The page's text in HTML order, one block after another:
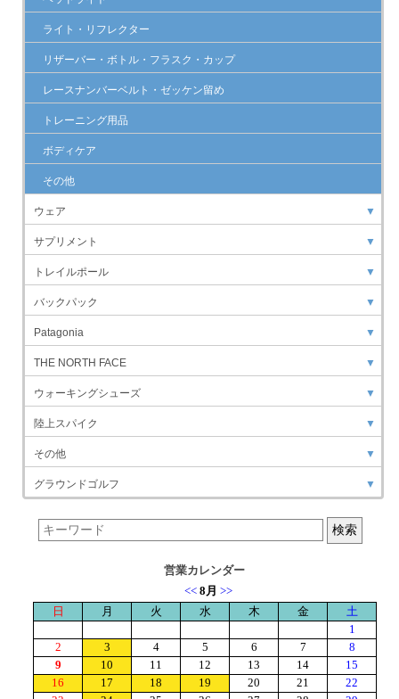
ライト・リフレクター
リザーバー・ボトル・フラスク・カップ
レースナンバーベルト・ゼッケン留め
トレーニング用品
ボディケア
その他
ウェア ▼
サプリメント ▼
トレイルポール ▼
バックパック ▼
Patagonia ▼
THE NORTH FACE ▼
ウォーキングシューズ ▼
陸上スパイク ▼
その他 ▼
グラウンドゴルフ ▼
営業カレンダー